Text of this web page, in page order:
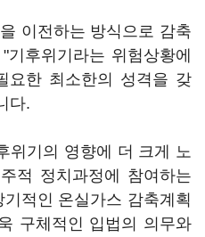
이전하는 방식으로 감축
후위기라는 위험상황에
요한 최소한의 성격을 갖
다.
위기의 영향에 더 크게 노
적 정치과정에 참여하는
적인 온실가스 감축계획
구체적인 입법의 의무와